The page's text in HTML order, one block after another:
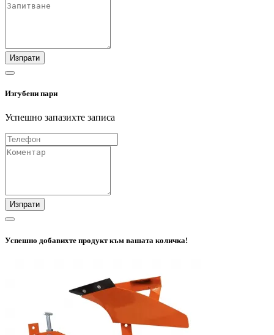
Изпрати
Изгубени пари
Успешно запазихте записа
Изпрати
Успешно добавихте продукт към вашата количка!